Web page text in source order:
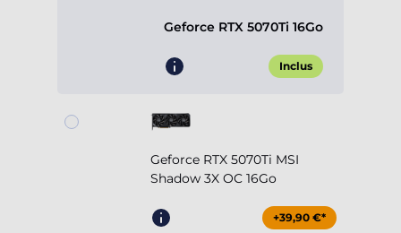
Geforce RTX 5070Ti 16Go
Inclus
Geforce RTX 5070Ti MSI
Shadow 3X OC 16Go
+39,90 €*